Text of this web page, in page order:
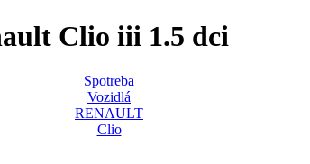
Clio iii 1.5 dci
Spotreba
Vozidlá
RENAULT
Clio